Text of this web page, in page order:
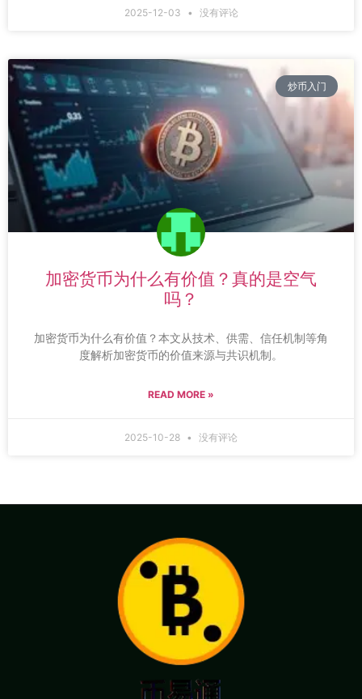
2025-12-03 没有评论
炒币入门
加密货币为什么有价值？真的是空气
吗？
加密货币为什么有价值？本文从技术、供需、信任机制等角
度解析加密货币的价值来源与共识机制。
READ MORE »
2025-10-28 没有评论